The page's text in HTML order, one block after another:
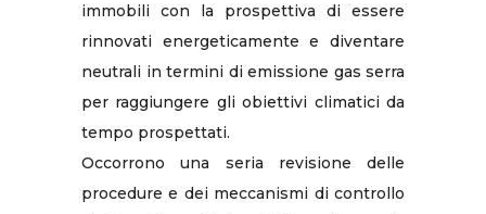
immobili con la prospettiva di essere
rinnovati energeticamente e diventare
neutrali in termini di emissione gas serra
per raggiungere gli obiettivi climatici da
tempo prospettati.
Occorrono una seria revisione delle
procedure e dei meccanismi di controllo